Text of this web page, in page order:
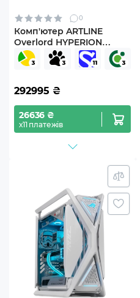
0
Комп'ютер ARTLINE
Overlord HYPERION
Windows 11 Pro
(Hyperionv59Win)
292995 ₴
26636 ₴
х11 платежів